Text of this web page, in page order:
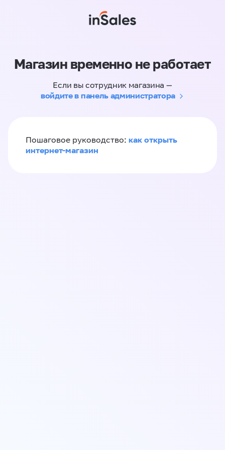
Магазин временно не работает
Если вы сотрудник магазина —
войдите в панель администратора
Пошаговое руководство: как открыть
интернет-магазин